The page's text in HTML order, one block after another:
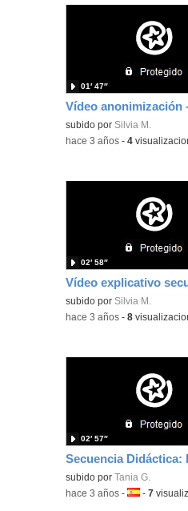
subido por Silvia M.
01′ 47″
-hace 3 años -4
subido por Silvia M.
02′ 58″
-hace 3 años -8
Contenido educativo.
subido por Tania G.
02′ 57″
-hace 3 años -Idioma:
-7